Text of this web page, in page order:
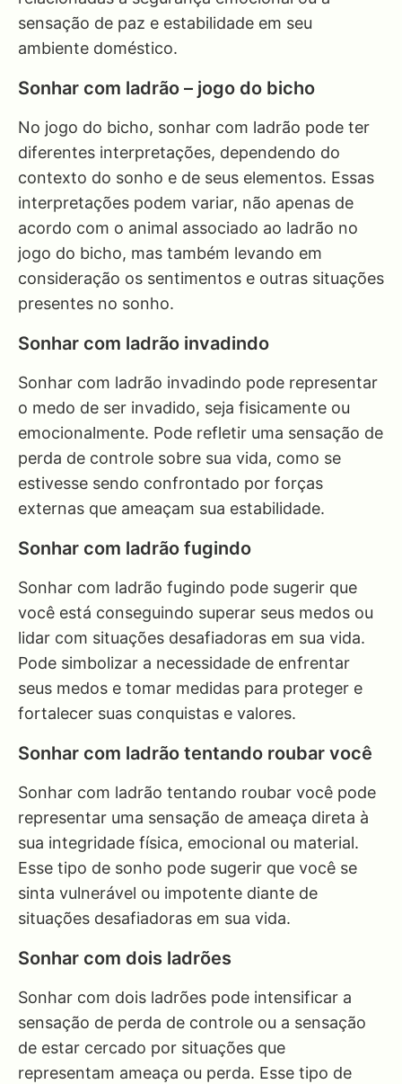
sensação de paz e estabilidade em seu
ambiente doméstico.
Sonhar com ladrão – jogo do bicho
No jogo do bicho, sonhar com ladrão pode ter
diferentes interpretações, dependendo do
contexto do sonho e de seus elementos. Essas
interpretações podem variar, não apenas de
acordo com o animal associado ao ladrão no
jogo do bicho, mas também levando em
consideração os sentimentos e outras situações
presentes no sonho.
Sonhar com ladrão invadindo
Sonhar com ladrão invadindo pode representar
o medo de ser invadido, seja fisicamente ou
emocionalmente. Pode refletir uma sensação de
perda de controle sobre sua vida, como se
estivesse sendo confrontado por forças
externas que ameaçam sua estabilidade.
Sonhar com ladrão fugindo
Sonhar com ladrão fugindo pode sugerir que
você está conseguindo superar seus medos ou
lidar com situações desafiadoras em sua vida.
Pode simbolizar a necessidade de enfrentar
seus medos e tomar medidas para proteger e
fortalecer suas conquistas e valores.
Sonhar com ladrão tentando roubar você
Sonhar com ladrão tentando roubar você pode
representar uma sensação de ameaça direta à
sua integridade física, emocional ou material.
Esse tipo de sonho pode sugerir que você se
sinta vulnerável ou impotente diante de
situações desafiadoras em sua vida.
Sonhar com dois ladrões
Sonhar com dois ladrões pode intensificar a
sensação de perda de controle ou a sensação
de estar cercado por situações que
representam ameaça ou perda. Esse tipo de